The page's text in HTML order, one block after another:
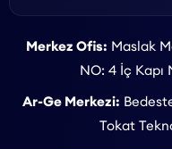
Merkez Ofis: Maslak
NO: 4 İç Kapı
Ar-Ge Merkezi:
Tokat